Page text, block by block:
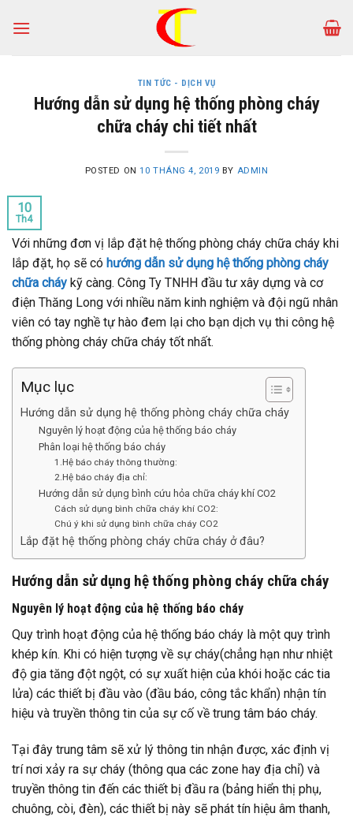
TIN TỨC - DỊCH VỤ
Hướng dẫn sử dụng hệ thống phòng cháy
chữa cháy chi tiết nhất
POSTED ON10 THÁNG 4, 2019 BY ADMIN
10
Th4
Với những đơn vị lắp đặt hệ thống phòng cháy chữa cháy khi
lắp đặt, họ sẽ có hướng dẫn sử dụng hệ thống phòng cháy
chữa cháy kỹ càng. Công Ty TNHH đầu tư xây dựng và cơ
điện Thăng Long với nhiều năm kinh nghiệm và đội ngũ nhân
viên có tay nghề tự hào đem lại cho bạn dịch vụ thi công hệ
thống phòng cháy chữa cháy tốt nhất.
Mục lục
Hướng dẫn sử dụng hệ thống phòng cháy chữa cháy
Nguyên lý hoạt động của hệ thống báo cháy
Phân loại hệ thống báo cháy
1.Hệ báo cháy thông thường:
2.Hệ báo cháy địa chỉ:
Hướng dẫn sử dụng bình cứu hỏa chữa cháy khí CO2
Cách sử dụng bình chữa cháy khí CO2:
Chú ý khi sử dụng bình chữa cháy CO2
Lắp đặt hệ thống phòng cháy chữa cháy ở đâu?
Hướng dẫn sử dụng hệ thống phòng cháy chữa cháy
Nguyên lý hoạt động của hệ thống báo cháy
Quy trình hoạt động của hệ thống báo cháy là một quy trình
khép kín. Khi có hiện tượng về sự cháy(chẳng hạn như nhiệt
độ gia tăng đột ngột, có sự xuất hiện của khói hoặc các tia
lửa) các thiết bị đầu vào (đầu báo, công tắc khẩn) nhận tín
hiệu và truyền thông tin của sự cố về trung tâm báo cháy.
Tại đây trung tâm sẽ xử lý thông tin nhận được, xác định vị
trí nơi xảy ra sự cháy (thông qua các zone hay địa chỉ) và
truyền thông tin đến các thiết bị đầu ra (bảng hiển thị phụ,
chuông, còi, đèn), các thiết bị này sẽ phát tín hiệu âm thanh,